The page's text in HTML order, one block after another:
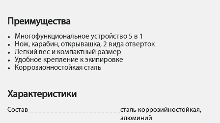
Преимущества
Многофункциональное устройство 5 в 1
Нож, карабин, открывашка, 2 вида отверток
Легкий вес и компактный размер
Удобное крепление к экипировке
Коррозионностойкая сталь
Характеристики
Состав
сталь коррозийностойкая,
алюминий